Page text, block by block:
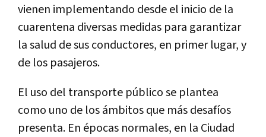
vienen implementando desde el inicio de la
cuarentena diversas medidas para garantizar
la salud de sus conductores, en primer lugar, y
de los pasajeros.
El uso del transporte público se plantea
como uno de los ámbitos que más desafíos
presenta. En épocas normales, en la Ciudad